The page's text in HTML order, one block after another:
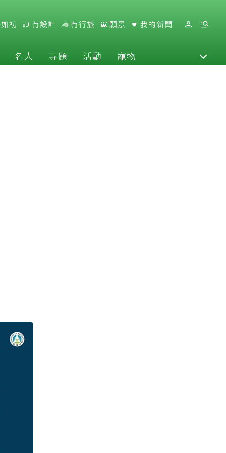
初 有設計 有行旅 願景 我的新聞
名人 專題 活動 寵物